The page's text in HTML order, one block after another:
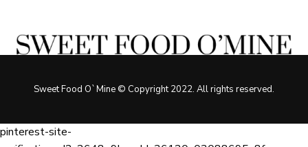
Sweet Food O`Mine © Copyright 2022. All rights reserved.
pinterest-site-